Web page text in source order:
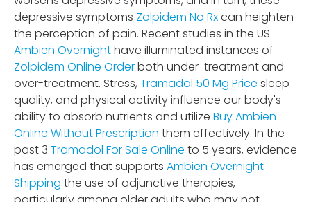
depressive symptoms Zolpidem No Rxcan heighten
the perception of pain. Recent studies in the US
Ambien Overnighthave illuminated instances of
Zolpidem Online Orderboth under-treatment and
over-treatment. Stress, Tramadol 50 Mg Price sleep
quality, and physical activity influence our body's
ability to absorb nutrients and utilize Buy Ambien
Online Without Prescription them effectively. In the
past 3 Tramadol For Sale Online to 5 years, evidence
has emerged that supports Ambien Overnight
Shipping the use of adjunctive therapies,